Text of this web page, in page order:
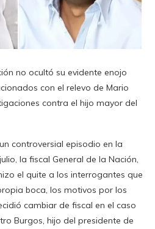
no ocultó su evidente enojo
con el relevo de Mario
contra el hijo mayor del
controversial episodio en la
la fiscal General de la Nación,
el quite a los interrogantes que
boca, los motivos por los
cambiar de fiscal en el caso
Burgos, hijo del presidente de